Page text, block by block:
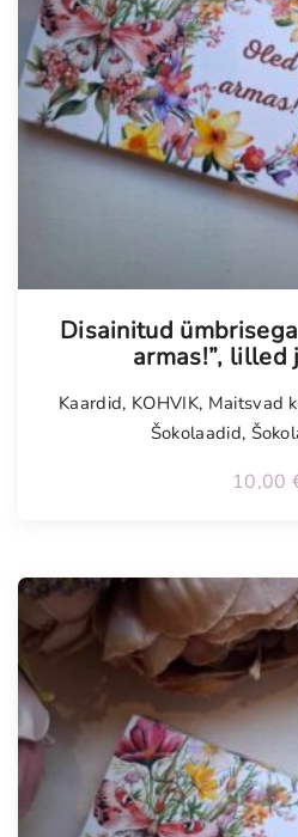
Disainitud
armas!”, lilled
Kaardid, KOHVIK, Maitsvad
Šokolaadid,
10,00